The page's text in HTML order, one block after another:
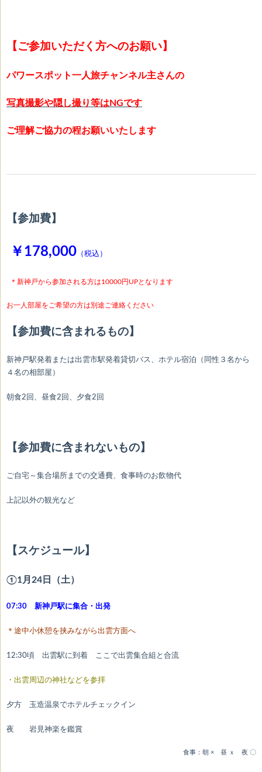
【ご参加いただく方へのお願い】
パワースポット一人旅チャンネル主さんの
写真撮影や隠し撮り等はNGです
ご理解ご協力の程お願いいたします
【参加費】
￥178,000 （税込）
＊新神戸から参加される方は10000円UPとなります
お一人部屋をご希望の方は別途ご連絡ください
【参加費に含まれるもの】
新神戸駅発着または出雲市駅発着貸切バス、ホテル宿泊（同性３名から
４名の相部屋）
朝食2回、昼食2回、夕食2回
【参加費に含まれないもの】
ご自宅～集合場所までの交通費、食事時のお飲物代
上記以外の観光など
【スケジュール】
①1月24日（土）
07:30 新神戸駅に集合・出発
＊途中小休憩を挟みながら出雲方面へ
12:30頃 出雲駅に到着 ここで出雲集合組と合流
・出雲周辺の神社などを参拝
夕方 玉造温泉でホテルチェックイン
夜 岩見神楽を鑑賞
食事：朝 × 昼 ｘ 夜 〇